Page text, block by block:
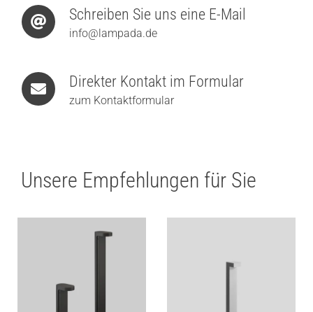
Schreiben Sie uns eine E-Mail
info@lampada.de
Direkter Kontakt im Formular
zum Kontaktformular
Unsere Empfehlungen für Sie